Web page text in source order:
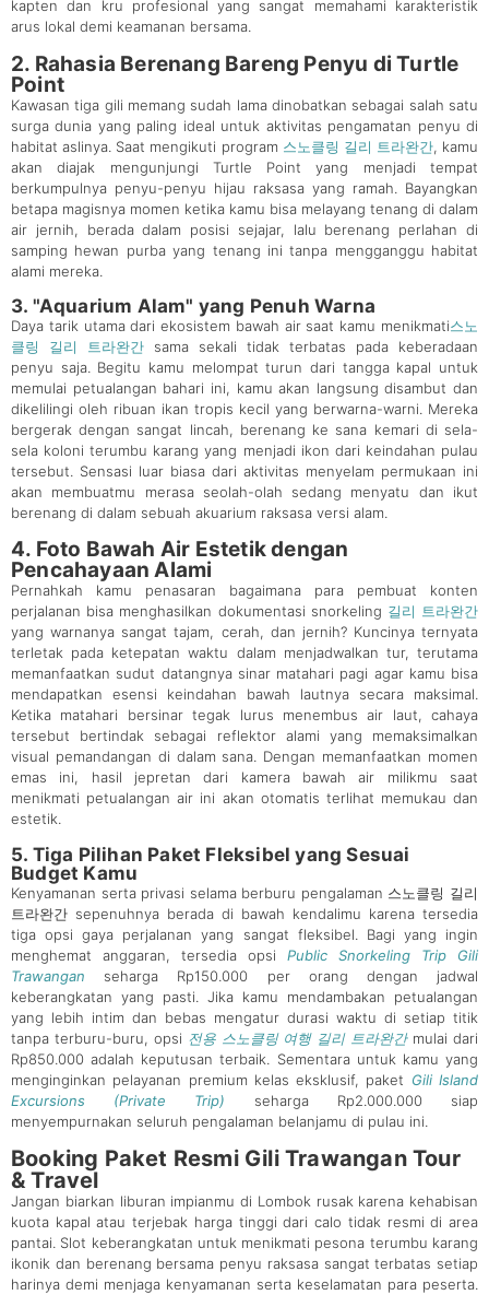
kapten dan kru profesional yang sangat memahami karakteristik
arus lokal demi keamanan bersama.
2. Rahasia Berenang Bareng Penyu di Turtle
Point
Kawasan tiga gili memang sudah lama dinobatkan sebagai salah satu
surga dunia yang paling ideal untuk aktivitas pengamatan penyu di
habitat aslinya. Saat mengikuti program 스노클링 길리 트라완간, kamu
akan diajak mengunjungi Turtle Point yang menjadi tempat
berkumpulnya penyu-penyu hijau raksasa yang ramah. Bayangkan
betapa magisnya momen ketika kamu bisa melayang tenang di dalam
air jernih, berada dalam posisi sejajar, lalu berenang perlahan di
samping hewan purba yang tenang ini tanpa mengganggu habitat
alami mereka.
3. "Aquarium Alam" yang Penuh Warna
Daya tarik utama dari ekosistem bawah air saat kamu menikmati스노
클링 길리 트라완간 sama sekali tidak terbatas pada keberadaan
penyu saja. Begitu kamu melompat turun dari tangga kapal untuk
memulai petualangan bahari ini, kamu akan langsung disambut dan
dikelilingi oleh ribuan ikan tropis kecil yang berwarna-warni. Mereka
bergerak dengan sangat lincah, berenang ke sana kemari di sela-
sela koloni terumbu karang yang menjadi ikon dari keindahan pulau
tersebut. Sensasi luar biasa dari aktivitas menyelam permukaan ini
akan membuatmu merasa seolah-olah sedang menyatu dan ikut
berenang di dalam sebuah akuarium raksasa versi alam.
4. Foto Bawah Air Estetik dengan
Pencahayaan Alami
Pernahkah kamu penasaran bagaimana para pembuat konten
perjalanan bisa menghasilkan dokumentasi snorkeling 길리 트라완간
yang warnanya sangat tajam, cerah, dan jernih? Kuncinya ternyata
terletak pada ketepatan waktu dalam menjadwalkan tur, terutama
memanfaatkan sudut datangnya sinar matahari pagi agar kamu bisa
mendapatkan esensi keindahan bawah lautnya secara maksimal.
Ketika matahari bersinar tegak lurus menembus air laut, cahaya
tersebut bertindak sebagai reflektor alami yang memaksimalkan
visual pemandangan di dalam sana. Dengan memanfaatkan momen
emas ini, hasil jepretan dari kamera bawah air milikmu saat
menikmati petualangan air ini akan otomatis terlihat memukau dan
estetik.
5. Tiga Pilihan Paket Fleksibel yang Sesuai
Budget Kamu
Kenyamanan serta privasi selama berburu pengalaman 스노클링 길리
트라완간 sepenuhnya berada di bawah kendalimu karena tersedia
tiga opsi gaya perjalanan yang sangat fleksibel. Bagi yang ingin
menghemat anggaran, tersedia opsi Public Snorkeling Trip Gili
Trawangan seharga Rp150.000 per orang dengan jadwal
keberangkatan yang pasti. Jika kamu mendambakan petualangan
yang lebih intim dan bebas mengatur durasi waktu di setiap titik
tanpa terburu-buru, opsi 전용 스노클링 여행 길리 트라완간mulai dari
Rp850.000 adalah keputusan terbaik. Sementara untuk kamu yang
menginginkan pelayanan premium kelas eksklusif, paket Gili Island
Excursions (Private Trip) seharga Rp2.000.000 siap
menyempurnakan seluruh pengalaman belanjamu di pulau ini.
Booking Paket Resmi Gili Trawangan Tour
& Travel
Jangan biarkan liburan impianmu di Lombok rusak karena kehabisan
kuota kapal atau terjebak harga tinggi dari calo tidak resmi di area
pantai. Slot keberangkatan untuk menikmati pesona terumbu karang
ikonik dan berenang bersama penyu raksasa sangat terbatas setiap
harinya demi menjaga kenyamanan serta keselamatan para peserta.